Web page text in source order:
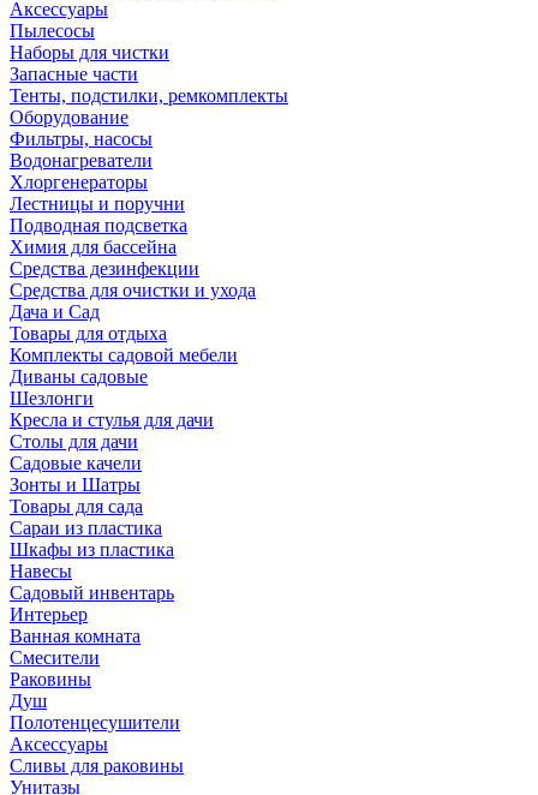
Аксессуары
Пылесосы
Наборы для чистки
Запасные части
Тенты, подстилки, ремкомплекты
Оборудование
Фильтры, насосы
Водонагреватели
Хлоргенераторы
Лестницы и поручни
Подводная подсветка
Химия для бассейна
Средства дезинфекции
Средства для очистки и ухода
Дача и Сад
Товары для отдыха
Комплекты садовой мебели
Диваны садовые
Шезлонги
Кресла и стулья для дачи
Столы для дачи
Садовые качели
Зонты и Шатры
Товары для сада
Сараи из пластика
Шкафы из пластика
Навесы
Садовый инвентарь
Интерьер
Ванная комната
Смесители
Раковины
Душ
Полотенцесушители
Аксессуары
Сливы для раковины
Унитазы